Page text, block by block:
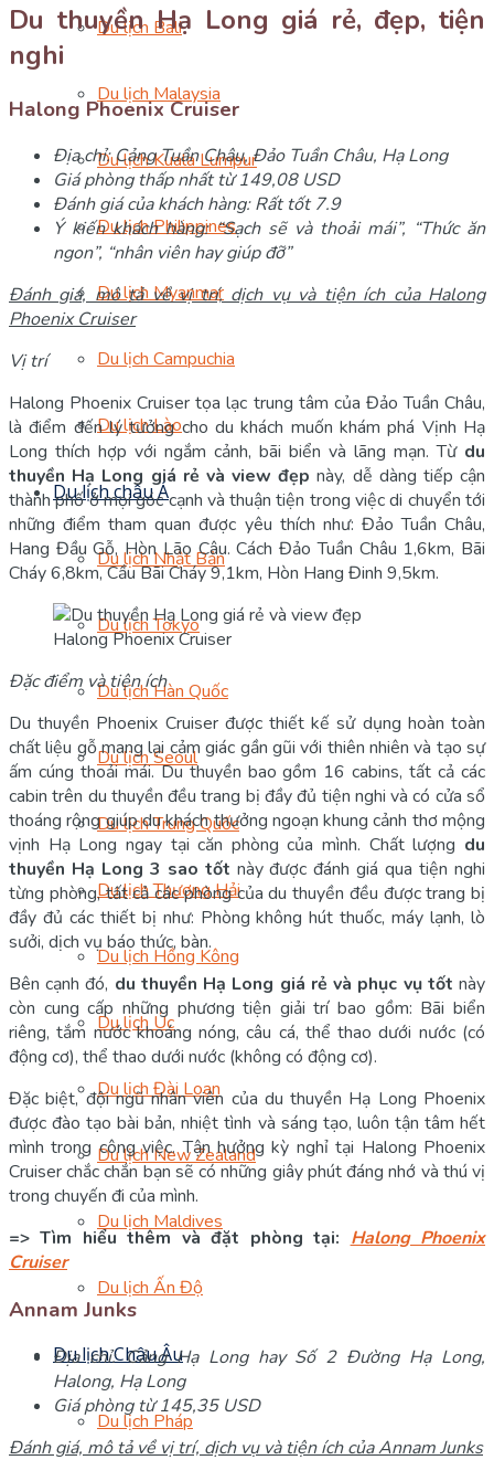
Du lịch Bali
Du lịch Malaysia
Du lịch Kuala Lumpur
Du lịch Philippines
Du lịch Myanmar
Du lịch Campuchia
Du lịch Lào
Du lịch châu Á
Du lịch Nhật Bản
Du lịch Tokyo
Du lịch Hàn Quốc
Du lịch Seoul
Du lịch Trung Quốc
Du lịch Thượng Hải
Du lịch Hồng Kông
Du lịch Úc
Du lịch Đài Loan
Du lịch New Zealand
Du lịch Maldives
Du lịch Ấn Độ
Du lịch Châu Âu
Du lịch Pháp
Du thuyền Hạ Long giá rẻ, đẹp, tiện
nghi
Halong Phoenix Cruiser
Địa chỉ: Cảng Tuần Châu, Đảo Tuần Châu, Hạ Long
Giá phòng thấp nhất từ 149,08 USD
Đánh giá của khách hàng: Rất tốt 7.9
Ý kiến khách hàng: “Sạch sẽ và thoải mái”, “Thức ăn
ngon”, “nhân viên hay giúp đỡ”
Đánh giá, mô tả về vị trí, dịch vụ và tiện ích của Halong
Phoenix Cruiser
Vị trí
Halong Phoenix Cruiser tọa lạc trung tâm của Đảo Tuần Châu,
là điểm đến lý tưởng cho du khách muốn khám phá Vịnh Hạ
Long thích hợp với ngắm cảnh, bãi biển và lãng mạn. Từ du
thuyền Hạ Long giá rẻ và view đẹp này, dễ dàng tiếp cận
thành phố ở mọi góc cạnh và thuận tiện trong việc di chuyển tới
những điểm tham quan được yêu thích như: Đảo Tuần Châu,
Hang Đầu Gỗ, Hòn Lão Câu. Cách Đảo Tuần Châu 1,6km, Bãi
Cháy 6,8km, Cầu Bãi Cháy 9,1km, Hòn Hang Đinh 9,5km.
Halong Phoenix Cruiser
Đặc điểm và tiện ích
Du thuyền Phoenix Cruiser được thiết kế sử dụng hoàn toàn
chất liệu gỗ mang lại cảm giác gần gũi với thiên nhiên và tạo sự
ấm cúng thoải mái. Du thuyền bao gồm 16 cabins, tất cả các
cabin trên du thuyền đều trang bị đầy đủ tiện nghi và có cửa sổ
thoáng rộng giúp du khách thưởng ngoạn khung cảnh thơ mộng
vịnh Hạ Long ngay tại căn phòng của mình. Chất lượng du
thuyền Hạ Long 3 sao tốt này được đánh giá qua tiện nghi
từng phòng, tất cả các phòng của du thuyền đều được trang bị
đầy đủ các thiết bị như: Phòng không hút thuốc, máy lạnh, lò
sưởi, dịch vụ báo thức, bàn.
Bên cạnh đó, du thuyền Hạ Long giá rẻ và phục vụ tốt này
còn cung cấp những phương tiện giải trí bao gồm: Bãi biển
riêng, tắm nước khoáng nóng, câu cá, thể thao dưới nước (có
động cơ), thể thao dưới nước (không có động cơ).
Đặc biệt, đội ngũ nhân viên của du thuyền Hạ Long Phoenix
được đào tạo bài bản, nhiệt tình và sáng tạo, luôn tận tâm hết
mình trong công việc. Tận hưởng kỳ nghỉ tại Halong Phoenix
Cruiser chắc chắn bạn sẽ có những giây phút đáng nhớ và thú vị
trong chuyến đi của mình.
=> Tìm hiểu thêm và đặt phòng tại:Halong Phoenix
Cruiser
Annam Junks
Địa chỉ: Cảng Hạ Long hay Số 2 Đường Hạ Long,
Halong, Hạ Long
Giá phòng từ 145,35 USD
Đánh giá, mô tả về vị trí, dịch vụ và tiện ích của Annam Junks